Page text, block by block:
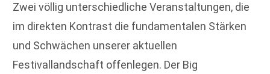
Zwei völlig unterschiedliche Veranstaltungen, die
im direkten Kontrast die fundamentalen Stärken
und Schwächen unserer aktuellen
Festivallandschaft offenlegen. Der Big